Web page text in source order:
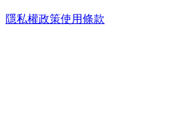
隱私權政策使用條款